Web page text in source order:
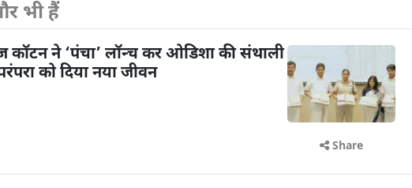
भी हैं
कॉटन ने ‘पंचा’ लॉन्च कर ओडिशा की संथाली
को दिया नया जीवन
Share